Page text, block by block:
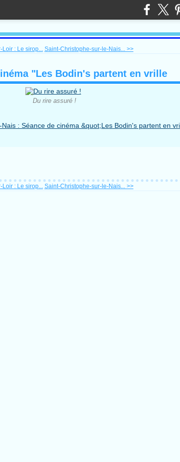
: Le sirop... Saint-Christophe-sur-le-Nais... >>
"Les Bodin's partent en vrille
Du rire assuré !
: Le sirop... Saint-Christophe-sur-le-Nais... >>